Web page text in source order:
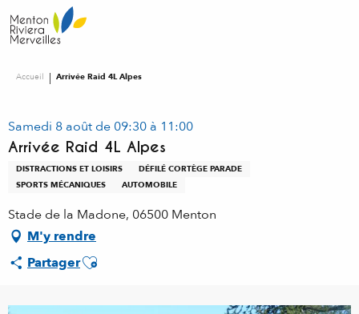
au
contenu
Accueil Arrivée Raid 4L Alpes
Samedi 8 août de 09:30 à 11:00
Arrivée Raid 4L Alpes
DISTRACTIONS ET LOISIRS
DÉFILÉ CORTÈGE PARADE
SPORTS MÉCANIQUES
AUTOMOBILE
Stade de la Madone, 06500 Menton
M'y rendre
PartagerAjouter aux favoris